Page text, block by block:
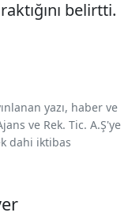
belirtti.
yazı, haber ve
ve Rek. Tic. A.Ş'ye
dahi iktibas